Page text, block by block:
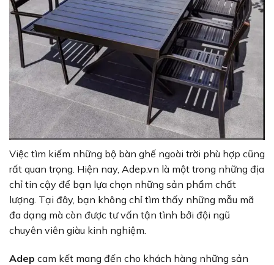
Việc tìm kiếm những bộ bàn ghế ngoài trời phù hợp cũng
rất quan trọng. Hiện nay, Adep.vn là một trong những địa
chỉ tin cậy để bạn lựa chọn những sản phẩm chất
lượng. Tại đây, bạn không chỉ tìm thấy những mẫu mã
đa dạng mà còn được tư vấn tận tình bởi đội ngũ
chuyên viên giàu kinh nghiệm.
Adep cam kết mang đến cho khách hàng những sản